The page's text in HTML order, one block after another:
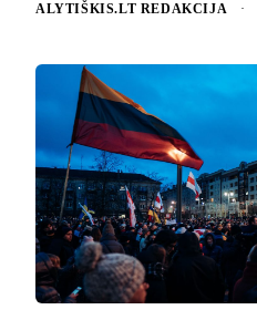
ALYTIŠKIS.LT REDAKCIJA ·